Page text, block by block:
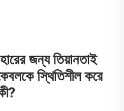
জন্য তিয়ানতাই
স্থিতিশীল করে